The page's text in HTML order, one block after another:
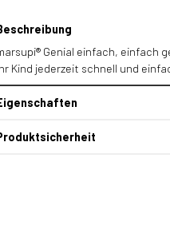
Genial einfach, einfach
Kind jederzeit schnell und